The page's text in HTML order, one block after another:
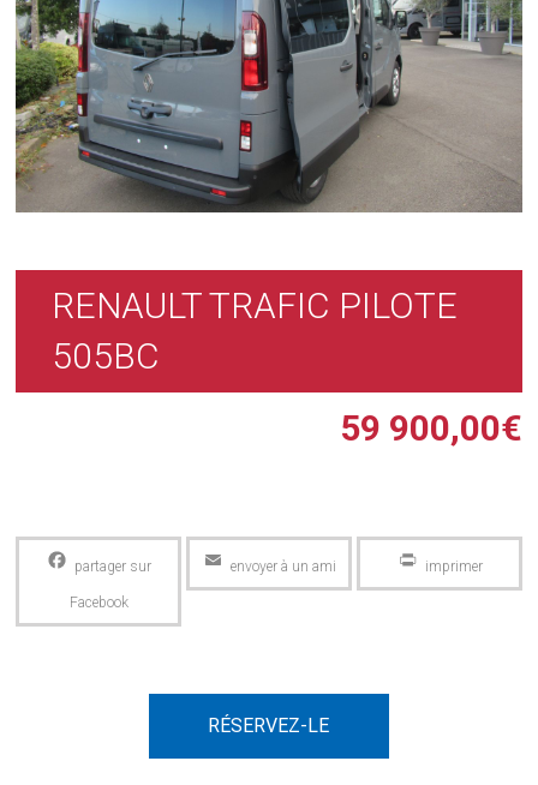
RENAULT TRAFIC PILOTE
505BC
59 900,00€
Facebook Email PrintFriendly
RÉSERVEZ-LE